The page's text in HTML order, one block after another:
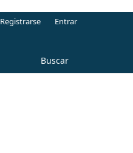
Buscar
Registrarse Entrar